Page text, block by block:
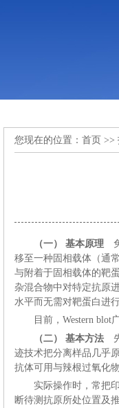
您现在的位置： 首页 >>
（一） 基本原理免
移至一种固相载体（通
与附着于固相载体的靶
杂混合物中对特定抗原
水平而无需对靶蛋白进
目前， Western blot
（二） 基本方法
迹技术把分离样品几乎
抗体可用与辣根过氧化
实际操作时，常把
断待测抗原所处位置及